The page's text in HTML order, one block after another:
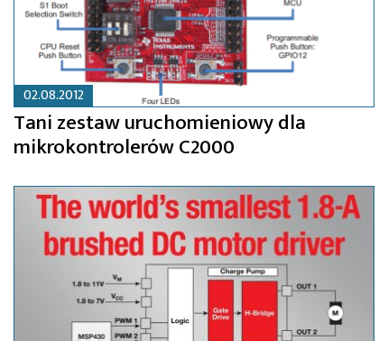
02.08.2012
Tani zestaw uruchomieniowy dla
mikrokontrolerów C2000